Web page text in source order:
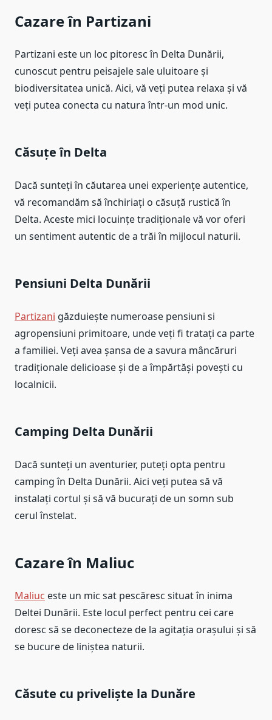
Cazare în Partizani
Partizani este un loc pitoresc în Delta Dunării,
cunoscut pentru peisajele sale uluitoare și
biodiversitatea unică. Aici, vă veți putea relaxa și vă
veți putea conecta cu natura într-un mod unic.
Căsuțe în Delta
Dacă sunteți în căutarea unei experiențe autentice,
vă recomandăm să închiriați o căsuță rustică în
Delta. Aceste mici locuințe tradiționale vă vor oferi
un sentiment autentic de a trăi în mijlocul naturii.
Pensiuni Delta Dunării
Partizani găzduiește numeroase pensiuni si
agropensiuni primitoare, unde veți fi tratați ca parte
a familiei. Veți avea șansa de a savura mâncăruri
tradiționale delicioase și de a împărtăși povești cu
localnicii.
Camping Delta Dunării
Dacă sunteți un aventurier, puteți opta pentru
camping în Delta Dunării. Aici veți putea să vă
instalați cortul și să vă bucurați de un somn sub
cerul înstelat.
Cazare în Maliuc
Maliuc este un mic sat pescăresc situat în inima
Deltei Dunării. Este locul perfect pentru cei care
doresc să se deconecteze de la agitația orașului și să
se bucure de liniștea naturii.
Căsute cu priveliște la Dunăre